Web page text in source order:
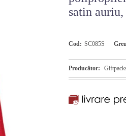
satin
Cod: SC085S
Producător: